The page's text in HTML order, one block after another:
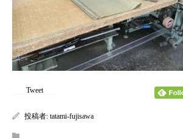
: Attempt to read property "name" on
/home/tatamifuji/tatami-fujisawa.com/
content/themes/kadan_tcd056/single.php on
Tweet
投稿者: tatami-fujisawa